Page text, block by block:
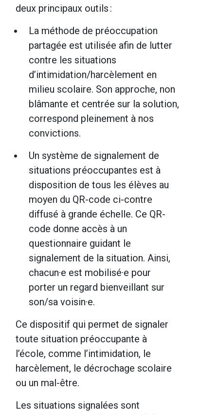
deux principaux outils :
La méthode de préoccupation
partagée est utilisée afin de lutter
contre les situations
d’intimidation/harcèlement en
milieu scolaire. Son approche, non
blâmante et centrée sur la solution,
correspond pleinement à nos
convictions.
Un système de signalement de
situations préoccupantes est à
disposition de tous les élèves au
moyen du QR-code ci-contre
diffusé à grande échelle. Ce QR-
code donne accès à un
questionnaire guidant le
signalement de la situation. Ainsi,
chacun·e est mobilisé·e pour
porter un regard bienveillant sur
son/sa voisin·e.
Ce dispositif qui permet de signaler
toute situation préoccupante à
l’école, comme l’intimidation, le
harcèlement, le décrochage scolaire
ou un mal-être.
Les situations signalées sont